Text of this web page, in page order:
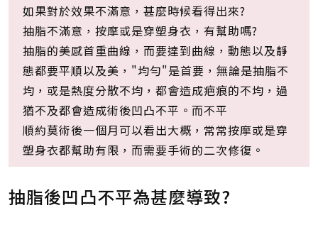
如果對於效果不滿意，甚麼時候看得出來?
抽脂不滿意，按摩或是穿塑身衣，有幫助嗎?
抽脂的美感首重曲線，而要達到曲線，動態以及靜
態都要平順以及美，"均勻"是首要，無論是抽脂不
均，或是熱度分散不均，都會造成疤痕的不均，過
猶不及都會造成術後凹凸不平。而不平
順約莫術後一個月可以看出大概，常常按摩或是穿
塑身衣都幫助有限，而需要手術的二次修復。
抽脂後凹凸不平為甚麼導致?